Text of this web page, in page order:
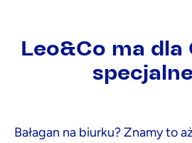
Leo&Co ma dla
Bałagan na biurku? Znamy to